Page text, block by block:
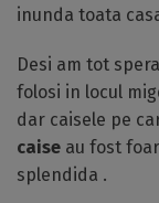
inunda toata
Desi am tot
folosi in locul
dar caisele pe
caise au fost
splendida .